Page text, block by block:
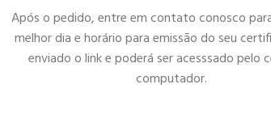
Após o pedido, entre em contato conosco
melhor dia e horário para emissão do seu
enviado o link e poderá ser acesssado pelo
computador.